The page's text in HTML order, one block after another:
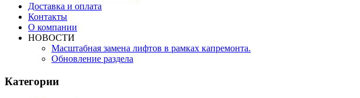
Доставка и оплата
Контакты
О компании
НОВОСТИ
Масштабная замена лифтов в рамках капремонта.
Обновление раздела
Категории